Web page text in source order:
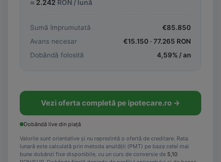
≈ 2.242 RON / lună
Sumă împrumutată €85.850
Avans necesar
€15.150 · 77.265 RON
Dobândă folosită
4,59% / an
Vezi oferta completă pe ipotecare.ro →
Dobândă live din piață
Valorile sunt orientative și nu reprezintă o ofertă de creditare. Rata
lunară este calculată prin metoda anuității (PMT) pe baza celei mai
bune dobânzi fixe disponibile, cu un curs de conversie de 5,10